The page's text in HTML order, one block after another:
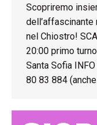
Scopriremo
nel Chiostro!
20:00 primo
Santa Sofia
80 83 884